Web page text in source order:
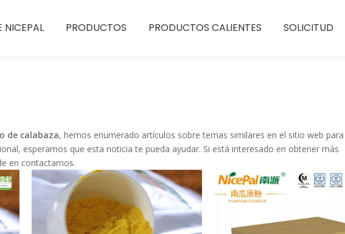
NICEPAL PRODUCTOS PRODUCTOS CALIENTES SOLICITUD
de calabaza, hemos enumerado artículos sobre temas similares en el sitio web
esperamos que esta noticia te pueda ayudar. Si está interesado en obtener más
en contactarnos.